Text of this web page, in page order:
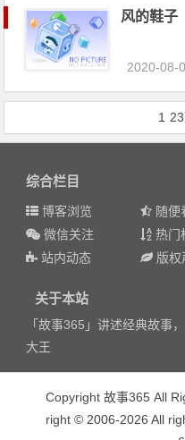
风的鞋子
2020-08-
1 23
综合栏目
博客浏览 随便
微信关注
热门
站内动态
版权
关于本站
「故事365」讲述经典故事
大王
Copyright 故事365 All
right © 2006-2026 All